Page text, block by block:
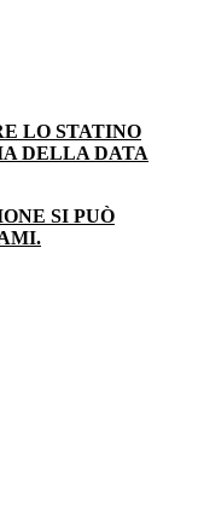
LO STATINO
DELLA DATA
SI PUÒ